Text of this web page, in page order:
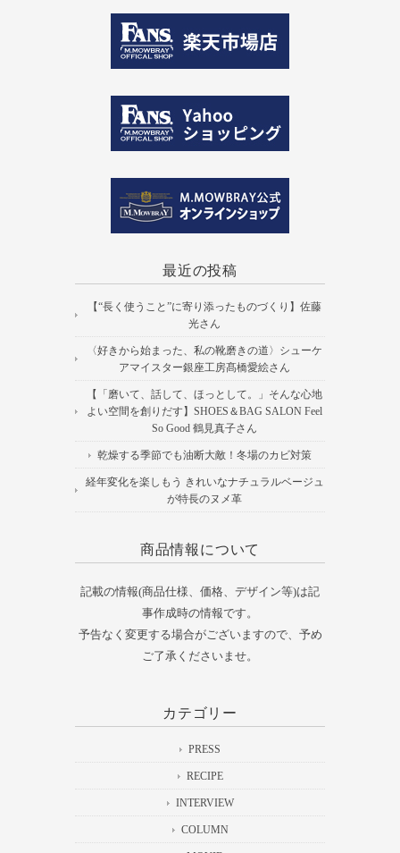
最近の投稿
【“長く使うこと”に寄り添ったものづくり】佐藤
光さん
〈好きから始まった、私の靴磨きの道〉シューケ
アマイスター銀座工房髙橋愛絵さん
【「磨いて、話して、ほっとして。」そんな心地
よい空間を創りだす】SHOES＆BAG SALON Feel
So Good 鶴見真子さん
乾燥する季節でも油断大敵！冬場のカビ対策
経年変化を楽しもう きれいなナチュラルベージュ
が特長のヌメ革
商品情報について
記載の情報(商品仕様、価格、デザイン等)は記
事作成時の情報です。
予告なく変更する場合がございますので、予め
ご了承くださいませ。
カテゴリー
PRESS
RECIPE
INTERVIEW
COLUMN